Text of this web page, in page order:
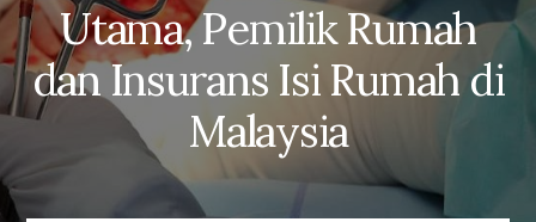
Utama, Pemilik Rumah
dan Insurans Isi Rumah di
Malaysia